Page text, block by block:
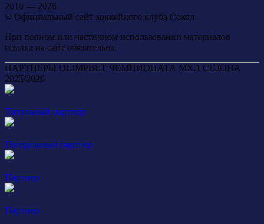
2010 — 2026
© Официальный сайт хоккейного клуба Сокол
При полном или частичном использовании материалов
ссылка на сайт обязательна.
ПАРТНЕРЫ OLIMPBET ЧЕМПИОНАТА МХЛ СЕЗОНА
2025/2026
Титульный партнер
Генеральный партнер
Партнер
Партнер